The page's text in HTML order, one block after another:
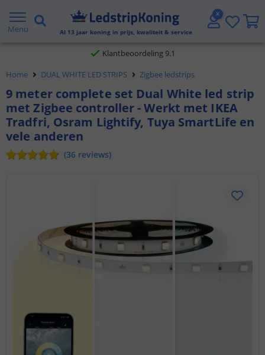
Menu Al 13 jaar koning in prijs, kwaliteit & service
Gratis verzending vanaf € 20,- NL en BE
Klantbeoordeling 9.1
Voor 23:45 uur besteld,morgen in huis
Home DUAL WHITE LED STRIPS Zigbee ledstrips
9 meter complete set Dual White led strip
met Zigbee controller - Werkt met IKEA
Tradfri, Osram Lightify, Tuya SmartLife en
vele anderen
(36 reviews)